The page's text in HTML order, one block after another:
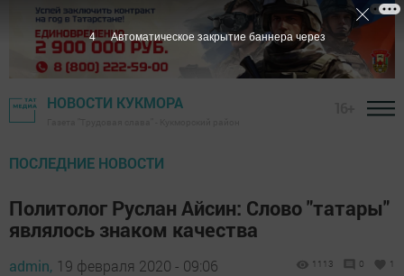
НОВОСТИ КУКМОРА
ПОСЛЕДНИЕ НОВОСТИ
Политолог Руслан Айсин: Слово "татары"
являлось знаком качества
admin, 19 февраля 2020 - 09:06 1113 0 1
3 Автоматическое закрытие баннера через